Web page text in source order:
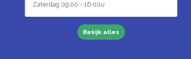
Zaterdag 09:00 - 16:00u
Bekijk alles